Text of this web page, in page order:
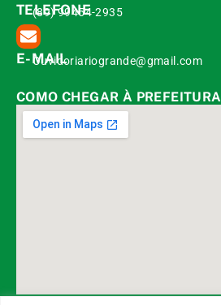
TELEFONE
(89) 99454-2935
E-MAIL
Ouvidoriariogrande@gmail.com
COMO CHEGAR À PREFEITURA